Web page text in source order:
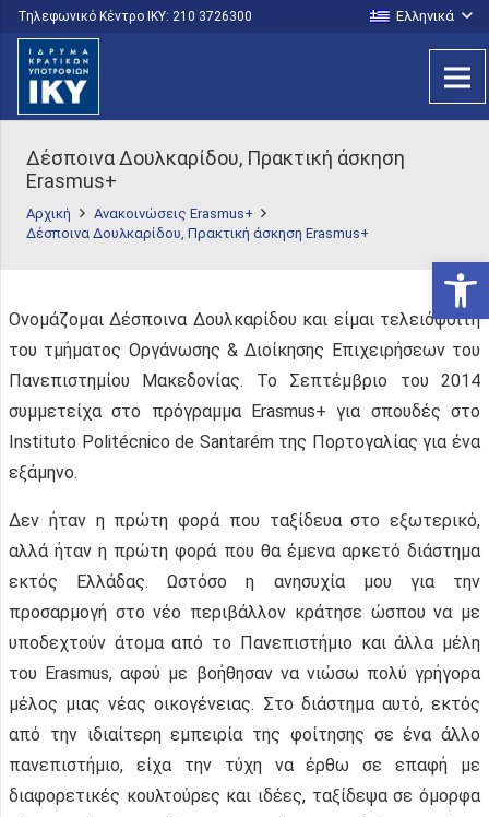
Τηλεφωνικό Κέντρο IKY: 210 3726300 Ελληνικά
Δέσποινα Δουλκαρίδου, Πρακτική άσκηση
Erasmus+
Αρχική
Ανακοινώσεις Erasmus+
Δέσποινα Δουλκαρίδου, Πρακτική άσκηση Erasmus+
Ονομάζομαι Δέσποινα Δουλκαρίδου και είμαι τελειόφοιτη
του τμήματος Οργάνωσης & Διοίκησης Επιχειρήσεων του
Πανεπιστημίου Μακεδονίας. Το Σεπτέμβριο του 2014
συμμετείχα στο πρόγραμμα Erasmus+ για σπουδές στο
Instituto Politécnico de Santarém της Πορτογαλίας για ένα
εξάμηνο.
Δεν ήταν η πρώτη φορά που ταξίδευα στο εξωτερικό,
αλλά ήταν η πρώτη φορά που θα έμενα αρκετό διάστημα
εκτός Ελλάδας. Ωστόσο η ανησυχία μου για την
προσαρμογή στο νέο περιβάλλον κράτησε ώσπου να με
υποδεχτούν άτομα από το Πανεπιστήμιο και άλλα μέλη
του Erasmus, αφού με βοήθησαν να νιώσω πολύ γρήγορα
μέλος μιας νέας οικογένειας. Στο διάστημα αυτό, εκτός
από την ιδιαίτερη εμπειρία της φοίτησης σε ένα άλλο
πανεπιστήμιο, είχα την τύχη να έρθω σε επαφή με
διαφορετικές κουλτούρες και ιδέες, ταξίδεψα σε όμορφα